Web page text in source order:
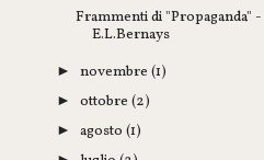
Frammenti di "Propaganda" -
E.L.Bernays
►novembre(1)
►ottobre(2)
►agosto(1)